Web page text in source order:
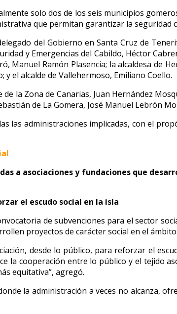
solo dos de los seis municipios
que permitan garantizar la seguridad
del Gobierno en Santa Cruz de
y Emergencias del Cabildo, Héctor
Manuel Ramón Plasencia; la alcaldesa de
y el alcalde de Vallehermoso, Emiliano Coello.
la Zona de Canarias, Juan Hernández
de La Gomera, José Manuel Lebrón
las administraciones implicadas, con el
a asociaciones y fundaciones que
el escudo social en la isla
de subvenciones para el sector
proyectos de carácter social en el
desde lo público, para reforzar el
cooperación entre lo público y el tejido
equitativa”, agregó.
la administración a veces no alcanza,